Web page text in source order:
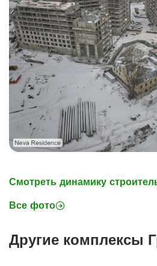
Смотреть динамику
Все фото
Другие комплексы